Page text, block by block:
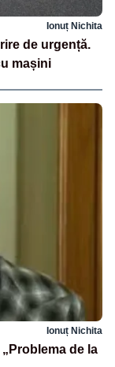
Ionuț Nichita
de urgență.
mașini
Ionuț Nichita
de la